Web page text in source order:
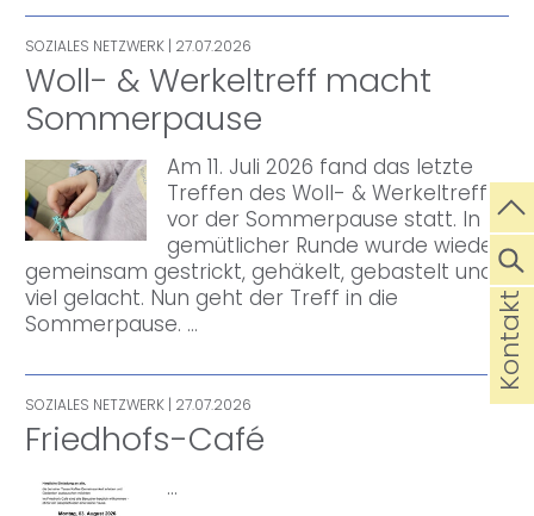
SOZIALES NETZWERK | 27.07.2026
Woll- & Werkeltreff macht
Sommerpause
Am 11. Juli 2026 fand das letzte
Treffen des Woll- & Werkeltreffs
vor der Sommerpause statt. In
gemütlicher Runde wurde wieder
gemeinsam gestrickt, gehäkelt, gebastelt und
viel gelacht. Nun geht der Treff in die
Sommerpause. …
SOZIALES NETZWERK | 27.07.2026
Friedhofs-Café
…
Kontakt